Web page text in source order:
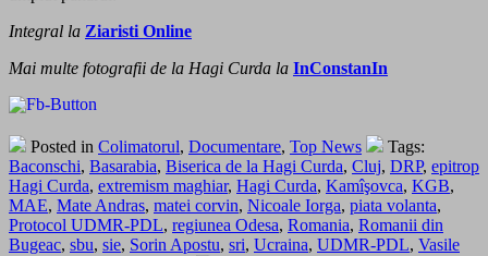
Integral la Ziaristi Online
Mai multe fotografii de la Hagi Curda la InConstanIn
Posted in Colimatorul, Documentare, Top News
Tags:
Baconschi, Basarabia, Biserica de la Hagi Curda, Cluj, DRP, epitrop
Hagi Curda, extremism maghiar, Hagi Curda, Kamîşovca, KGB,
MAE, Mate Andras, matei corvin, Nicoale Iorga, piata volanta,
Protocol UDMR-PDL, regiunea Odesa, Romania, Romanii din
Bugeac, sbu, sie, Sorin Apostu, sri, Ucraina, UDMR-PDL, Vasile